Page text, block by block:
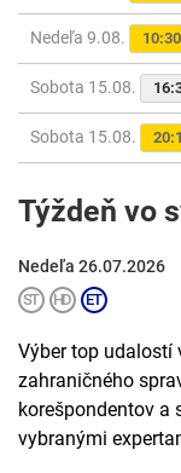
Nedeľa 9.08. 10:30
Sobota 15.08.
Sobota 15.08.
Týždeň vo
Nedeľa 26.07.2026
Výber top udalostí
zahraničného
korešpondentov a
vybranými